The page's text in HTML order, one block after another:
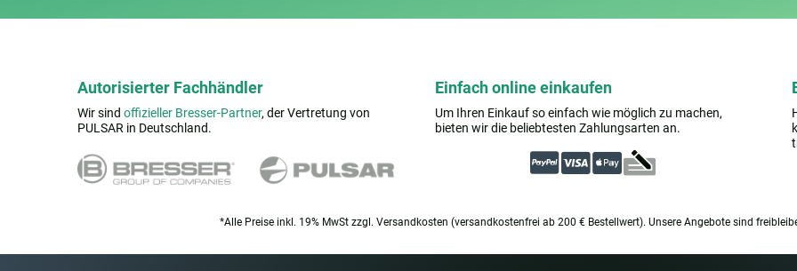
Autorisierter Fachhändler
Wir sind offizieller Bresser-Partner, der Vertretung von
PULSAR in Deutschland.
Einfach online einkaufen
Um Ihren Einkauf so einfach wie möglich zu machen,
bieten wir die beliebtesten Zahlungsarten an.
*Alle Preise inkl. 19% MwSt zzgl. Versandkosten (versandkostenfrei ab 200 € Bestellwert). Unsere Angebote sind